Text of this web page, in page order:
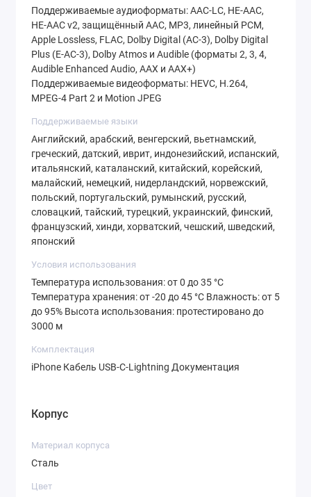
Поддерживаемые аудиоформаты: AAC‑LC, HE‑AAC,
HE‑AAC v2, защищённый AAC, MP3, линейный PCM,
Apple Lossless, FLAC, Dolby Digital (AC‑3), Dolby Digital
Plus (E‑AC‑3), Dolby Atmos и Audible (форматы 2, 3, 4,
Audible Enhanced Audio, AAX и AAX+)
Поддерживаемые видеоформаты: HEVC, H.264,
MPEG‑4 Part 2 и Motion JPEG
Поддерживаемые языки
Английский, арабский, венгерский, вьетнамский,
греческий, датский, иврит, индонезийский, испанский,
итальянский, каталанский, китайский, корейский,
малайский, немецкий, нидерландский, норвежский,
польский, португальский, румынский, русский,
словацкий, тайский, турецкий, украинский, финский,
французский, хинди, хорватский, чешский, шведский,
японский
Условия использования
Температура использования: от 0 до 35 °C
Температура хранения: от -20 до 45 °C Влажность: от 5
до 95% Высота использования: протестировано до
3000 м
Комплектация
iPhone Кабель USB-C-Lightning Документация
Корпус
Материал корпуса
Сталь
Цвет